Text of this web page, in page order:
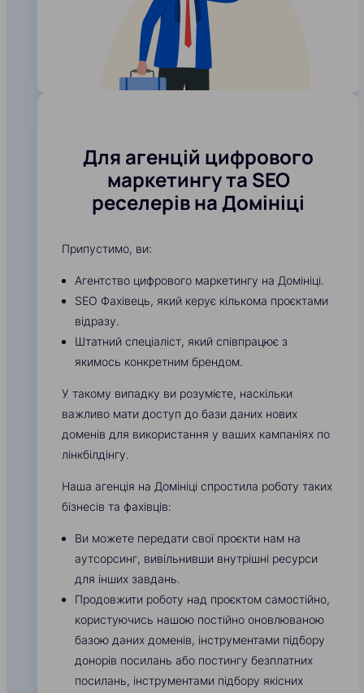
Для агенцій цифрового
маркетингу та SEO
реселерів на Домініці
Припустимо, ви:
Агентство цифрового маркетингу на Домініці.
SEO Фахівець, який керує кількома проєктами
відразу.
Штатний спеціаліст, який співпрацює з
якимось конкретним брендом.
У такому випадку ви розумієте, наскільки
важливо мати доступ до бази даних нових
доменів для використання у ваших кампаніях по
лінкбілдінгу.
Наша агенція на Домініці спростила роботу таких
бізнесів та фахівців:
Ви можете передати свої проєкти нам на
аутсорсинг, вивільнивши внутрішні ресурси
для інших завдань.
Продовжити роботу над проєктом самостійно,
користуючись нашою постійно оновлюваною
базою даних доменів, інструментами підбору
донорів посилань або постингу безплатних
посилань, інструментами підбору якісних